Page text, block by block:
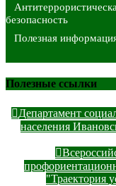
безопасность
Полезная
Полезные ссылки
Департамент
населения
"Траектория